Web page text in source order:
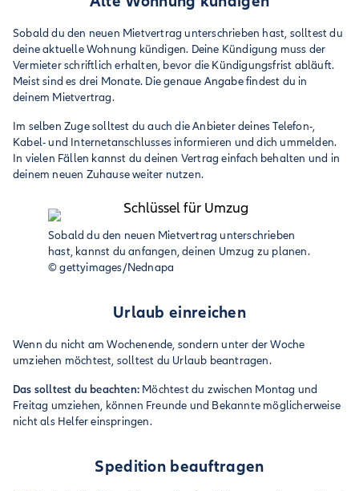
Sobald du den neuen Mietvertrag unterschrieben hast, solltest du
deine aktuelle Wohnung kündigen. Deine Kündigung muss der
Vermieter schriftlich erhalten, bevor die Kündigungsfrist abläuft.
Meist sind es drei Monate. Die genaue Angabe findest du in
deinem Mietvertrag.
Im selben Zuge solltest du auch die Anbieter deines Telefon-,
Kabel- und Internetanschlusses informieren und dich ummelden.
In vielen Fällen kannst du deinen Vertrag einfach behalten und in
deinem neuen Zuhause weiter nutzen.
Sobald du den neuen Mietvertrag unterschrieben
hast, kannst du anfangen, deinen Umzug zu planen.
©gettyimages/Nednapa
Urlaub einreichen
Wenn du nicht am Wochenende, sondern unter der Woche
umziehen möchtest, solltest du Urlaub beantragen.
Das solltest du beachten: Möchtest du zwischen Montag und
Freitag umziehen, können Freunde und Bekannte möglicherweise
nicht als Helfer einspringen.
Spedition beauftragen